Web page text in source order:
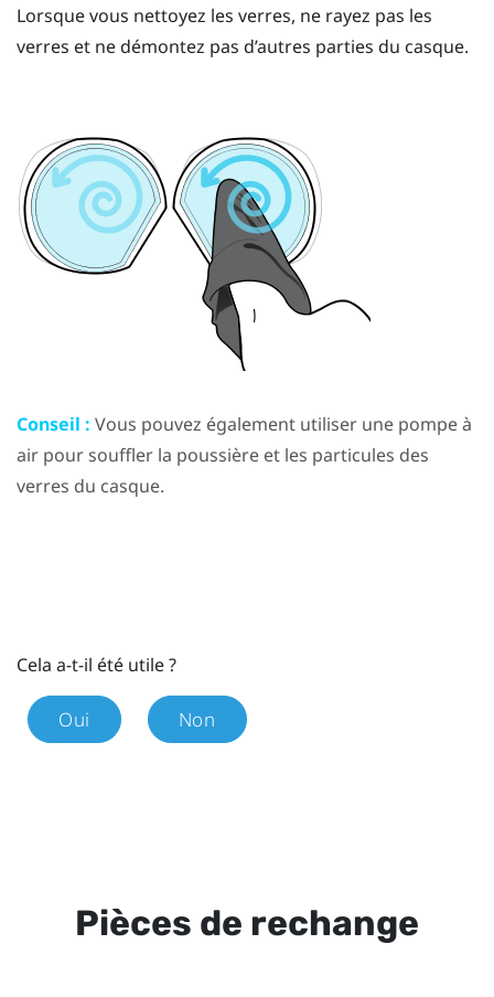
Lorsque vous nettoyez les verres, ne rayez pas les
verres et ne démontez pas d’autres parties du casque.
Conseil : Vous pouvez également utiliser une pompe à
air pour souffler la poussière et les particules des
verres du casque.
Cela a-t-il été utile ?
Oui Non
Pièces de rechange